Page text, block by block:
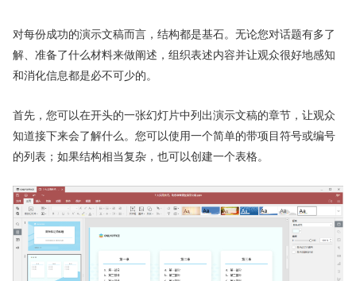
对每份成功的演示文稿而言，结构都是基石。无论您对话题有多了
解、准备了什么材料来做阐述，组织表述内容并让观众很好地感知
和消化信息都是必不可少的。
首先，您可以在开头的一张幻灯片中列出演示文稿的章节，让观众
知道接下来会了解什么。您可以使用一个简单的带项目符号或编号
的列表；如果结构相当复杂，也可以创建一个表格。